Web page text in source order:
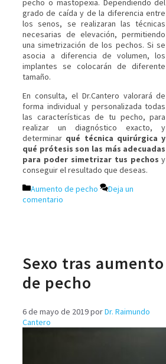
pecho o mastopexia. Dependiendo del
grado de caída y de la diferencia entre
los senos, se realizaran las técnicas
necesarias de elevación, permitiendo
una simetrización de los pechos. Si se
asocia a diferencia de volumen, los
implantes se colocarán de diferente
tamaño.
En consulta, el Dr.Cantero valorará de
forma individual y personalizada todas
las características de tu pecho, para
realizar un diagnóstico exacto, y
determinar qué técnica quirúrgica y
qué prótesis son las más adecuadas
para poder simetrizar tus pechos y
conseguir el resultado que deseas.
Aumento de pecho
Deja un
comentario
Sexo tras aumento
de pecho
6 de mayo de 2019porDr. Raimundo
Cantero